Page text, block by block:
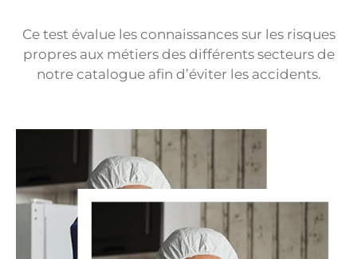
Ce test évalue les connaissances sur les risques
propres aux métiers des différents secteurs de
notre catalogue afin d’éviter les accidents.